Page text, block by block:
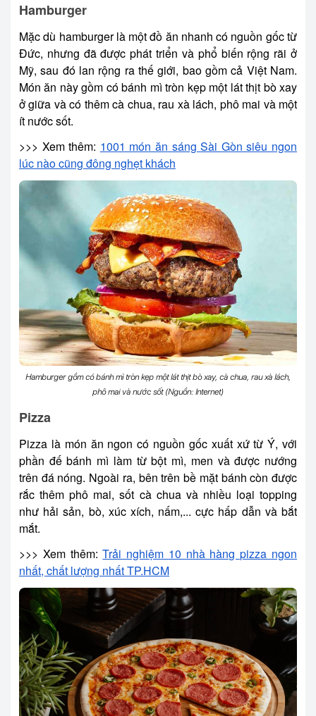
Hamburger
Mặc dù hamburger là một đồ ăn nhanh có nguồn gốc từ
Đức, nhưng đã được phát triển và phổ biến rộng rãi ở
Mỹ, sau đó lan rộng ra thế giới, bao gồm cả Việt Nam.
Món ăn này gồm có bánh mì tròn kẹp một lát thịt bò xay
ở giữa và có thêm cà chua, rau xà lách, phô mai và một
ít nước sốt.
>>> Xem thêm: 1001 món ăn sáng Sài Gòn siêu ngon
lúc nào cũng đông nghẹt khách
Hamburger gồm có bánh mì tròn kẹp một lát thịt bò xay, cà chua, rau xà lách,
phô mai và nước sốt (Nguồn: Internet)
Pizza
Pizza là món ăn ngon có nguồn gốc xuất xứ từ Ý, với
phần đế bánh mì làm từ bột mì, men và được nướng
trên đá nóng. Ngoài ra, bên trên bề mặt bánh còn được
rắc thêm phô mai, sốt cà chua và nhiều loại topping
như hải sản, bò, xúc xích, nấm,... cực hấp dẫn và bắt
mắt.
>>> Xem thêm:Trải nghiệm 10 nhà hàng pizza ngon
nhất, chất lượng nhất TP.HCM